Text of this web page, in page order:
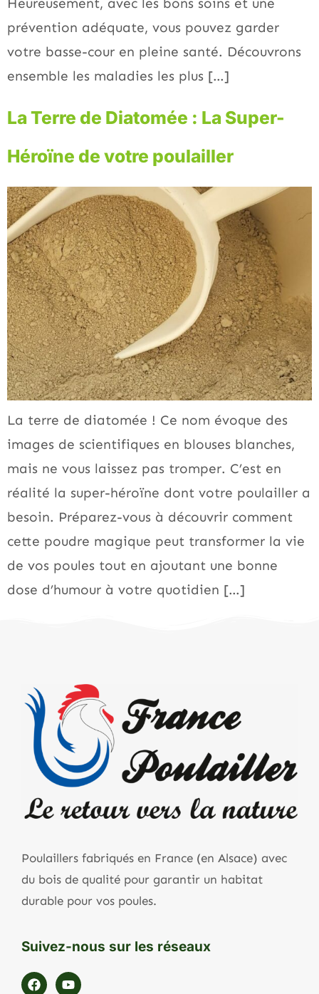
prévention adéquate, vous pouvez garder
votre basse-cour en pleine santé. Découvrons
ensemble les maladies les plus […]
La Terre de Diatomée : La Super-
Héroïne de votre poulailler
La terre de diatomée ! Ce nom évoque des
images de scientifiques en blouses blanches,
mais ne vous laissez pas tromper. C’est en
réalité la super-héroïne dont votre poulailler a
besoin. Préparez-vous à découvrir comment
cette poudre magique peut transformer la vie
de vos poules tout en ajoutant une bonne
dose d’humour à votre quotidien […]
Poulaillers fabriqués en France (en Alsace) avec
du bois de qualité pour garantir un habitat
durable pour vos poules.
Suivez-nous sur les réseaux